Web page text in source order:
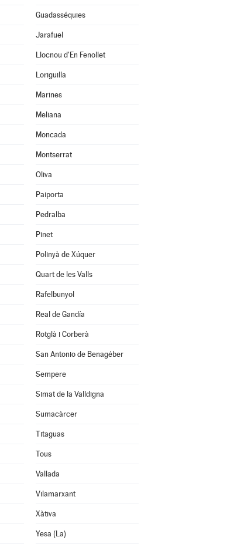
Guadasséquies
Jarafuel
Llocnou d'En Fenollet
Loriguilla
Marines
Meliana
Moncada
Montserrat
Oliva
Paiporta
Pedralba
Pinet
Polinyà de Xúquer
Quart de les Valls
Rafelbunyol
Real de Gandía
Rotglà i Corberà
San Antonio de Benagéber
Sempere
Simat de la Valldigna
Sumacàrcer
Titaguas
Tous
Vallada
Vilamarxant
Xàtiva
Yesa (La)